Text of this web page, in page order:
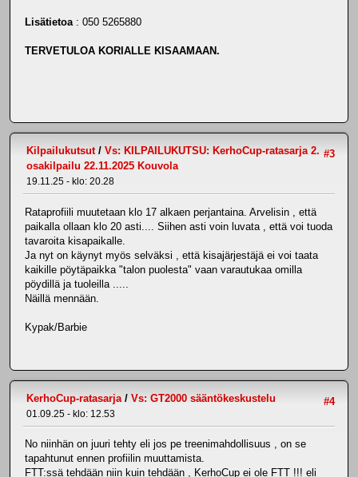
Lisätietoa : 050 5265880
TERVETULOA KORIALLE KISAAMAAN.
#3
Kilpailukutsut/ Vs: KILPAILUKUTSU: KerhoCup-ratasarja 2.
osakilpailu 22.11.2025 Kouvola
19.11.25 - klo: 20.28
Rataprofiili muutetaan klo 17 alkaen perjantaina. Arvelisin , että
paikalla ollaan klo 20 asti.... Siihen asti voin luvata , että voi tuoda
tavaroita kisapaikalle.
Ja nyt on käynyt myös selväksi , että kisajärjestäjä ei voi taata
kaikille pöytäpaikka "talon puolesta" vaan varautukaa omilla
pöydillä ja tuoleilla .....
Näillä mennään.
Kypak/Barbie
#4
KerhoCup-ratasarja / Vs: GT2000 sääntökeskustelu
01.09.25 - klo: 12.53
No niinhän on juuri tehty eli jos pe treenimahdollisuus , on se
tapahtunut ennen profiilin muuttamista.
FTT:ssä tehdään niin kuin tehdään , KerhoCup ei ole FTT !!! eli